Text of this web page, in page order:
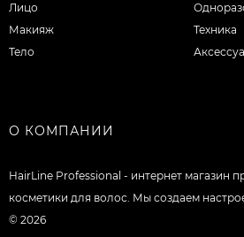
Лицо
Макияж
Тело
Техника
О КОМПАНИИ
HairLine Professional - интернет магазин
косметики для волос. Мы создаем
© 2026